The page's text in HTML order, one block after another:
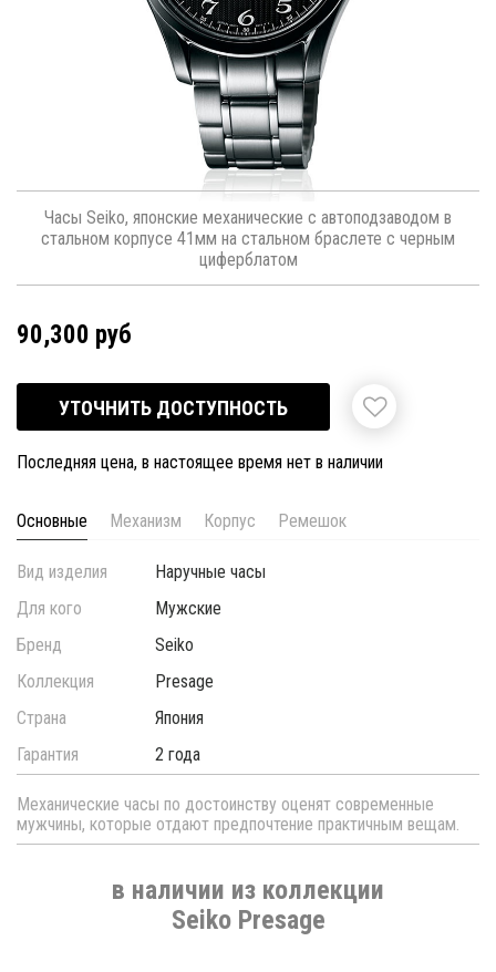
Часы Seiko, японские механические с автоподзаводом в
стальном корпусе 41мм на стальном браслете с черным
циферблатом
90,300 руб
УТОЧНИТЬ ДОСТУПНОСТЬ
Последняя цена, в настоящее время нет в наличии
Основные Механизм Корпус Ремешок
Вид изделия
Наручные часы
Для кого
Мужские
Бренд
Seiko
Коллекция
Presage
Страна
Япония
Гарантия
2 года
Механические часы по достоинству оценят современные
мужчины, которые отдают предпочтение практичным вещам.
в наличии из коллекции
Seiko Presage